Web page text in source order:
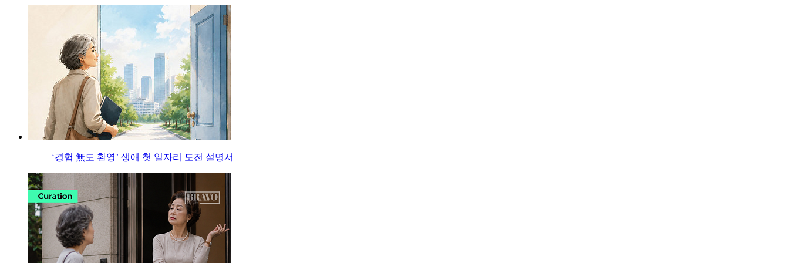
‘경험 無도 환영’ 생애 첫 일자리 도전 설명서